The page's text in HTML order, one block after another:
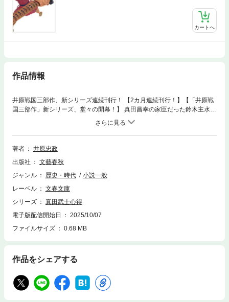
カートへ
作品情報
井原戦国三部作、新シリーズ連続刊行！ 【2カ月連続刊行！】【「井原戦
国三部作」新シリーズ、堂々の開幕！】 真田昌幸の家臣だった鈴木主水
は、名胡桃城事件の責任を取って立ったまま切腹して果てた。その正妻・
志野も夫の後を追って殉死。遺児である鈴木小太郎には、真田家家臣団か
ら厳しい目が向けられていた。 真田信幸に仕えることとなった主人公・鈴
木小太郎（のちの鈴木右近）は、父母の無念を晴らすべく、怨敵・中山九
を全うしようとした右近が貫いた「純情」とは——。 「三河雑兵心得」
「北近江合戦心得」シリーズに続く「井原忠政戦国三部作」となる「真田
近。心に誓ったのはただ一つ、両親の無念を晴らすための復讐だった。孤
児となった彼を拾い、その成長を温かく見守る主君・真田信幸夫妻。主へ
の忠義と仇討の狭間で、ひとりの若者が己の信義を貫くため、野太刀を振
るう。激動の戦国時代を駆け抜ける男の、熱き魂の成長物語が今、幕を開
ける！ 鈴木右近、主君のためなら命も惜しくはない。 ただ、親の仇を討
著者
井原忠政
出版社
文藝春秋
ジャンル
歴史・時代
小説一般
レーベル
文春文庫
シリーズ
真田武士心得
電子版配信開始日
2025/10/07
ファイルサイズ
0.68 MB
作品をシェアする